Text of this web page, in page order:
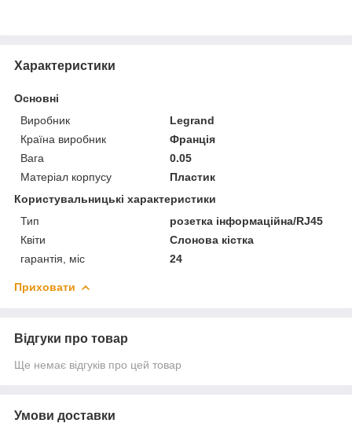
Характеристики
Основні
Виробник
Legrand
Країна виробник
Франція
Вага
0.05
Матеріал корпусу
Пластик
Користувальницькі характеристики
Тип
розетка інформаційна/RJ45
Квіти
Слонова кістка
гарантія, міс
24
Приховати
Відгуки про товар
Ще немає відгуків про цей товар
Умови доставки